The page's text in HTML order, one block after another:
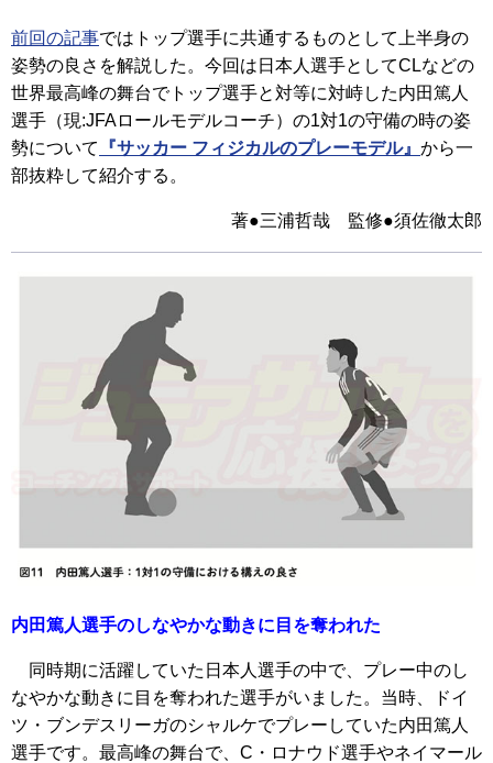
前回の記事ではトップ選手に共通するものとして上半身の
姿勢の良さを解説した。今回は日本人選手としてCLなどの
世界最高峰の舞台でトップ選手と対等に対峙した内田篤人
選手（現:JFAロールモデルコーチ）の1対1の守備の時の姿
勢について
『サッカー フィジカルのプレーモデル』 から一
部抜粋して紹介する。
著●三浦哲哉 監修●須佐徹太郎
内田篤人選手のしなやかな動きに目を奪われた
同時期に活躍していた日本人選手の中で、プレー中のし
なやかな動きに目を奪われた選手がいました。当時、ドイ
ツ・ブンデスリーガのシャルケでプレーしていた内田篤人
選手です。最高峰の舞台で、C・ロナウド選手やネイマール